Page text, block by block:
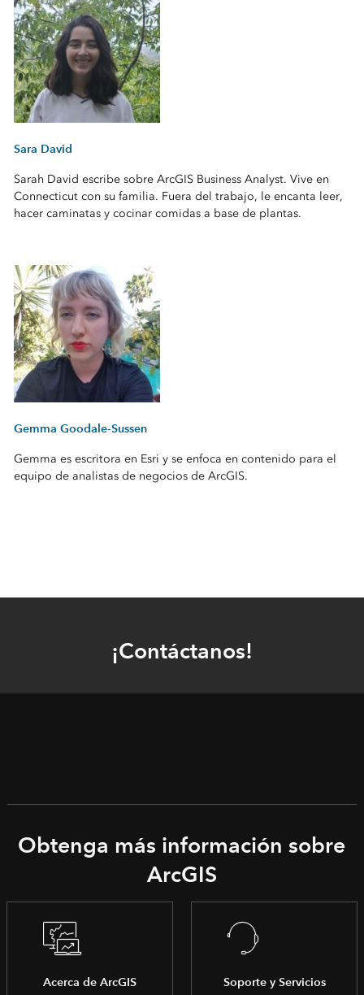
Sara David
Sarah David escribe sobre ArcGIS Business Analyst. Vive en
Connecticut con su familia. Fuera del trabajo, le encanta leer,
hacer caminatas y cocinar comidas a base de plantas.
Gemma Goodale-Sussen
Gemma es escritora en Esri y se enfoca en contenido para el
equipo de analistas de negocios de ArcGIS.
¡Contáctanos!
Obtenga más información sobre
ArcGIS
Acerca de ArcGIS Soporte y Servicios